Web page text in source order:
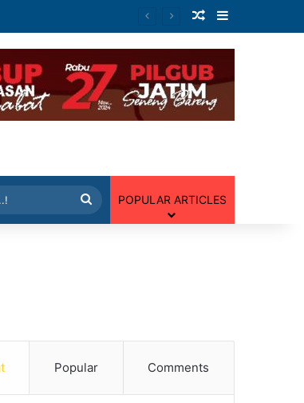
Artikel Random
berita
POPULAR ARTICLES
Popular Comments